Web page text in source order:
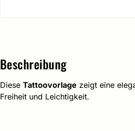
Beschreibung
Diese Tattoovorlage zeigt eine
Freiheit und Leichtigkeit.